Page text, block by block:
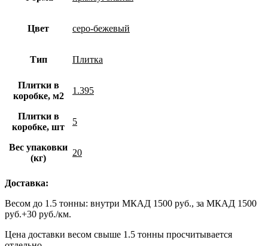
Цвет серо-бежевый
Тип Плитка
Плитки в
коробке, м2
1.395
Плитки в
коробке, шт
5
Вес упаковки
(кг)
20
Доставка:
Весом до 1.5 тонны: внутри МКАД 1500 руб., за МКАД 1500
руб.+30 руб./км.
Цена доставки весом свыше 1.5 тонны просчитывается